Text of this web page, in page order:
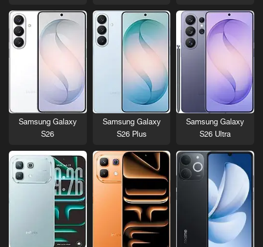
Samsung Galaxy
S26 Ultra
Samsung Galaxy
S26 Plus
Samsung Galaxy
S26